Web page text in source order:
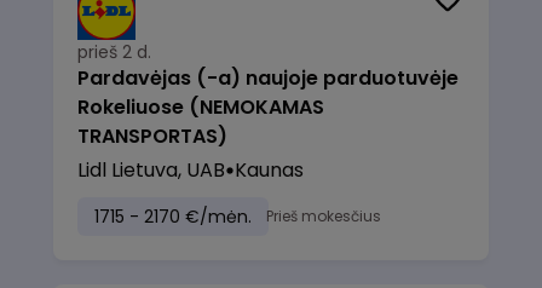
prieš 2 d.
Pardavėjas (-a) naujoje parduotuvėje
Rokeliuose (NEMOKAMAS
TRANSPORTAS)
Lidl Lietuva, UAB Kaunas
1715 - 2170 €/mėn. Prieš mokesčius